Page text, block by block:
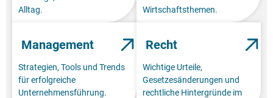
Alltag.
Wirtschaftsthemen.
Management
Strategien, Tools und Trends
für erfolgreiche
Unternehmensführung.
Recht
Wichtige Urteile,
Gesetzesänderungen und
rechtliche Hintergründe im